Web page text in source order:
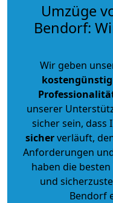
Umzüge
Bendorf:
Wir geben
kostengünstig
unserer
sicher sein, dass
sicherverläuft,
Anforderungen
haben die
und
Bendorf